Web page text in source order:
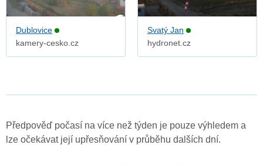
Dublovice
kamery-cesko.cz
Svatý Jan
hydronet.cz
Předpověď počasí na více než týden je pouze výhledem a
lze očekávat její upřesňování v průběhu dalších dní.